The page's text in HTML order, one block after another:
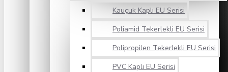
Kauçuk Kaplı EU Serisi
Poliamid Tekerlekli EU Serisi
Polipropilen Tekerlekli EU Serisi
PVC Kaplı EU Serisi